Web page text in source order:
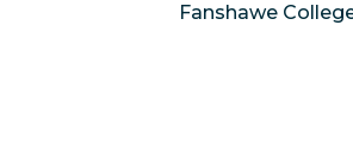
Fanshawe